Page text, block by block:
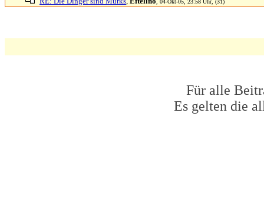
, 04-Okt-05, 23:58 Uhr, (31)
Für alle
Es gelten die